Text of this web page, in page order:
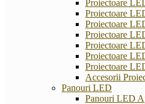
Proiectoare
Proiectoare
Proiectoare
Proiectoare
Proiectoare
Proiectoare
Proiectoare
Accesorii
Panouri LED
Panouri LED